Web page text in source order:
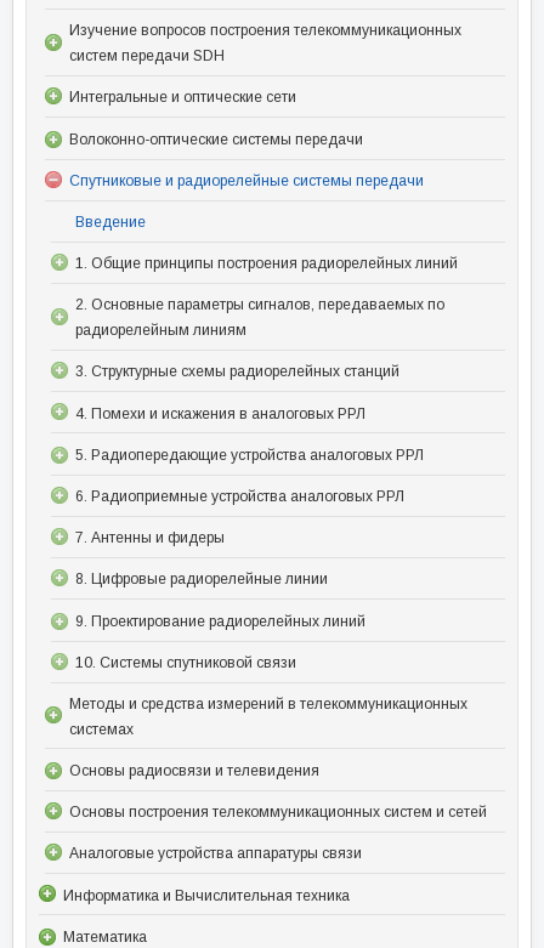
Изучение вопросов построения телекоммуникационных
систем передачи SDH
Интегральные и оптические сети
Волоконно-оптические системы передачи
Спутниковые и радиорелейные системы передачи
Введение
1. Общие принципы построения радиорелейных линий
2. Основные параметры сигналов, передаваемых по
радиорелейным линиям
3. Структурные схемы радиорелейных станций
4. Помехи и искажения в аналоговых РРЛ
5. Радиопередающие устройства аналоговых РРЛ
6. Радиоприемные устройства аналоговых РРЛ
7. Антенны и фидеры
8. Цифровые радиорелейные линии
9. Проектирование радиорелейных линий
10. Системы спутниковой связи
Методы и средства измерений в телекоммуникационных
системах
Основы радиосвязи и телевидения
Основы построения телекоммуникационных систем и сетей
Аналоговые устройства аппаратуры связи
Информатика и Вычислительная техника
Математика